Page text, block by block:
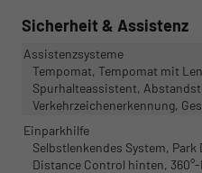
Sicherheit & Assistenz
Assistenzsysteme
Tempomat, Tempomat mit
Spurhalteassistent,
Verkehrzeichenerkennung,
Einparkhilfe
Selbstlenkendes System,
Distance Control hinten,